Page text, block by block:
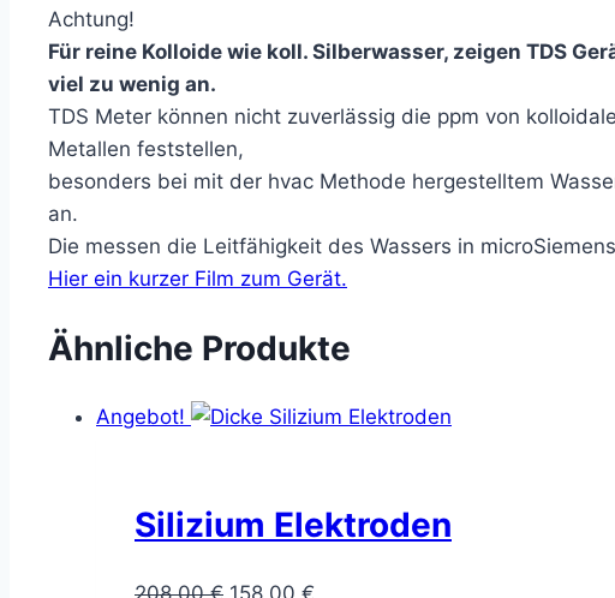
Achtung!
Für reine Kolloide wie koll. Silberwasser, zeigen TDS
viel zu wenig an.
TDS Meter können nicht zuverlässig die ppm von
Metallen feststellen,
besonders bei mit der hvac Methode hergestelltem
an.
Die messen die Leitfähigkeit des Wassers in
Hier ein kurzer Film zum Gerät.
Ähnliche Produkte
Angebot!
Silizium Elektroden
Ursprünglicher